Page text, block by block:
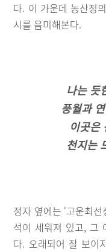
다. 이 가운데 농산정
시를 음미해본다.
나는 듯
풍월과
이곳은
천지는
정자 옆에는 ‘고운최
석이 세워져 있고, 그
다. 오래되어 잘 보이